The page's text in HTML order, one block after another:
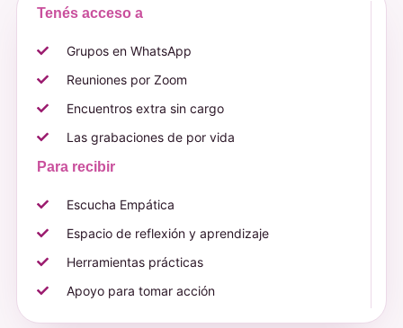
Tenés acceso a
Grupos en WhatsApp
Reuniones por Zoom
Encuentros extra sin cargo
Las grabaciones de por vida
Para recibir
Escucha Empática
Espacio de reflexión y aprendizaje
Herramientas prácticas
Apoyo para tomar acción